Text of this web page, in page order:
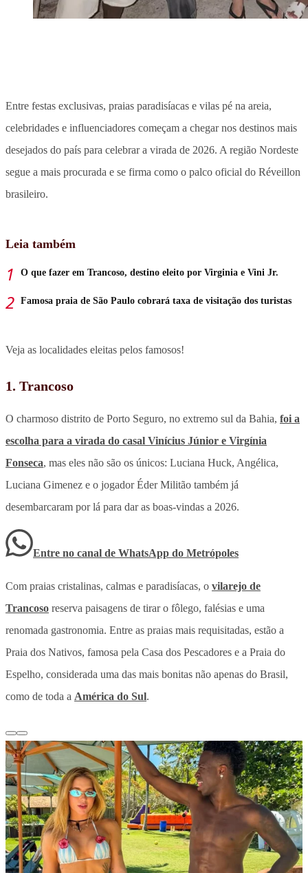
Entre festas exclusivas, praias paradisíacas e vilas pé na areia,
celebridades e influenciadores começam a chegar nos destinos mais
desejados do país para celebrar a virada de 2026. A região Nordeste
segue a mais procurada e se firma como o palco oficial do Réveillon
brasileiro.
Leia também
O que fazer em Trancoso, destino eleito por Virginia e Vini Jr.
Famosa praia de São Paulo cobrará taxa de visitação dos turistas
Veja as localidades eleitas pelos famosos!
1. Trancoso
O charmoso distrito de Porto Seguro, no extremo sul da Bahia, foi a
escolha para a virada do casal Vinícius Júnior e Virgínia
Fonseca, mas eles não são os únicos: Luciana Huck, Angélica,
Luciana Gimenez e o jogador Éder Militão também já
desembarcaram por lá para dar as boas-vindas a 2026.
Entre no canal de WhatsApp do Metrópoles
Com praias cristalinas, calmas e paradisíacas, o vilarejo de
Trancoso reserva paisagens de tirar o fôlego, falésias e uma
renomada gastronomia. Entre as praias mais requisitadas, estão a
Praia dos Nativos, famosa pela Casa dos Pescadores e a Praia do
Espelho, considerada uma das mais bonitas não apenas do Brasil,
como de toda a América do Sul.